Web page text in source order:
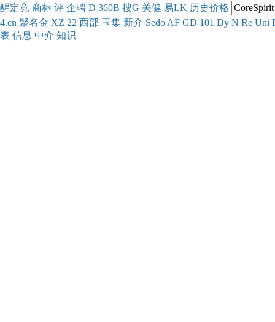
醒定竞 商标 评 企聘 D 360B 搜G 关健 易LK 历史价格
4.cn 聚名金 XZ 22 西部 玉集 新介 Sedo AF GD 101 Dy N Re Uni
表 信息 中介 知识